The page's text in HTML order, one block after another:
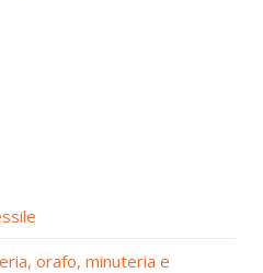
orafo, minuteria e